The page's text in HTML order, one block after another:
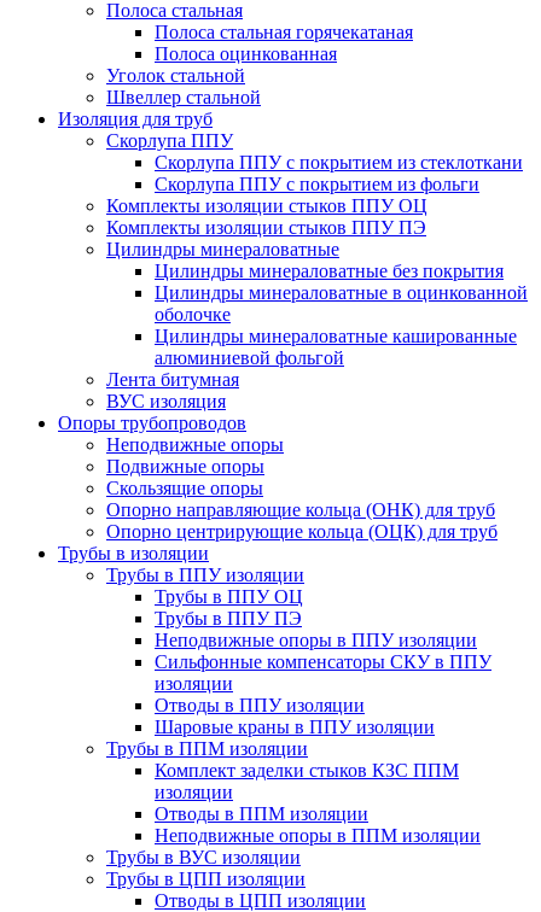
Полоса стальная
Полоса стальная горячекатаная
Полоса оцинкованная
Уголок стальной
Швеллер стальной
Изоляция для труб
Скорлупа ППУ
Скорлупа ППУ с покрытием из стеклоткани
Скорлупа ППУ с покрытием из фольги
Комплекты изоляции стыков ППУ ОЦ
Комплекты изоляции стыков ППУ ПЭ
Цилиндры минераловатные
Цилиндры минераловатные без покрытия
Цилиндры минераловатные в оцинкованной
оболочке
Цилиндры минераловатные кашированные
алюминиевой фольгой
Лента битумная
ВУС изоляция
Опоры трубопроводов
Неподвижные опоры
Подвижные опоры
Скользящие опоры
Опорно направляющие кольца (ОНК) для труб
Опорно центрирующие кольца (ОЦК) для труб
Трубы в изоляции
Трубы в ППУ изоляции
Трубы в ППУ ОЦ
Трубы в ППУ ПЭ
Неподвижные опоры в ППУ изоляции
Сильфонные компенсаторы СКУ в ППУ
изоляции
Отводы в ППУ изоляции
Шаровые краны в ППУ изоляции
Трубы в ППМ изоляции
Комплект заделки стыков КЗС ППМ
изоляции
Отводы в ППМ изоляции
Неподвижные опоры в ППМ изоляции
Трубы в ВУС изоляции
Трубы в ЦПП изоляции
Отводы в ЦПП изоляции